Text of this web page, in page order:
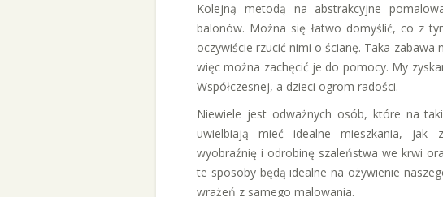
Kolejną metodą na abstrakcyjne
balonów. Można się łatwo domyślić, co z
oczywiście rzucić nimi o ścianę. Taka zabawa
więc można zachęcić je do pomocy. My
Współczesnej, a dzieci ogrom radości.
Niewiele jest odważnych osób, które na
uwielbiają mieć idealne mieszkania, jak
wyobraźnię i odrobinę szaleństwa we krwi
te sposoby będą idealne na ożywienie
wrażeń z samego malowania.